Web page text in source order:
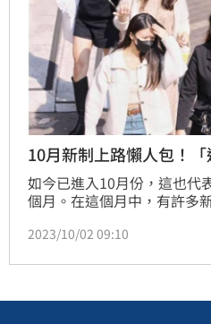
10月新制上路懶人包！
如今已進入10月份，這也代
個月。在這個月中，有許多
在這個月發放，其中桃園當
2023/10/02 09:10